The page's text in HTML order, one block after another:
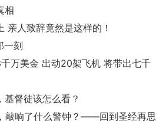
相
亲人致辞竟然是这样的！
一刻
万美金 出动20架飞机 将带出七千
基督徒该怎么看？
敲响了什么警钟？——回到圣经再思